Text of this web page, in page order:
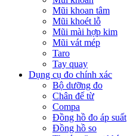
Mũi khoan tâm
Mũi khoét lỗ
Mũi mài hợp kim
Mũi vát mép
Taro
Tay quay
Dụng cụ đo chính xác
Bộ dưỡng đo
Chân đế từ
Compa
Đồng hồ đo áp suất
Đồng hồ so